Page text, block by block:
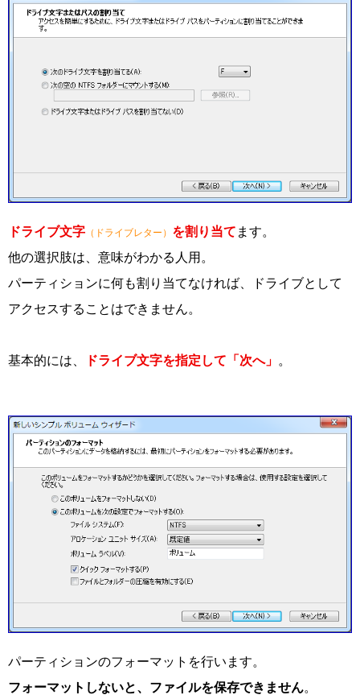
ドライブ文字 （ドライブレター） を割り当て ます。
他の選択肢は、意味がわかる人用。
パーティションに何も割り当てなければ、ドライブとして
アクセスすることはできません。
基本的には、 ドライブ文字を指定して「次へ」 。
パーティションのフォーマットを行います。
フォーマットしないと、ファイルを保存できません。